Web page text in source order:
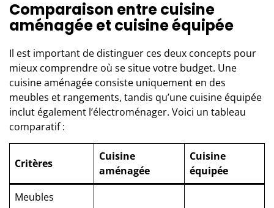
Comparaison entre cuisine
aménagée et cuisine équipée
Il est important de distinguer ces deux concepts pour
mieux comprendre où se situe votre budget. Une
cuisine aménagée consiste uniquement en des
meubles et rangements, tandis qu’une cuisine équipée
inclut également l’électroménager. Voici un tableau
comparatif :
Critères
Cuisine
aménagée
Cuisine
équipée
Meubles